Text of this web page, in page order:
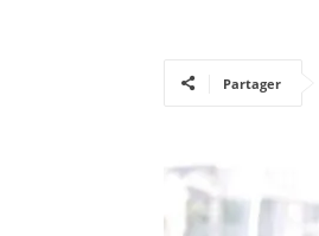
Partager